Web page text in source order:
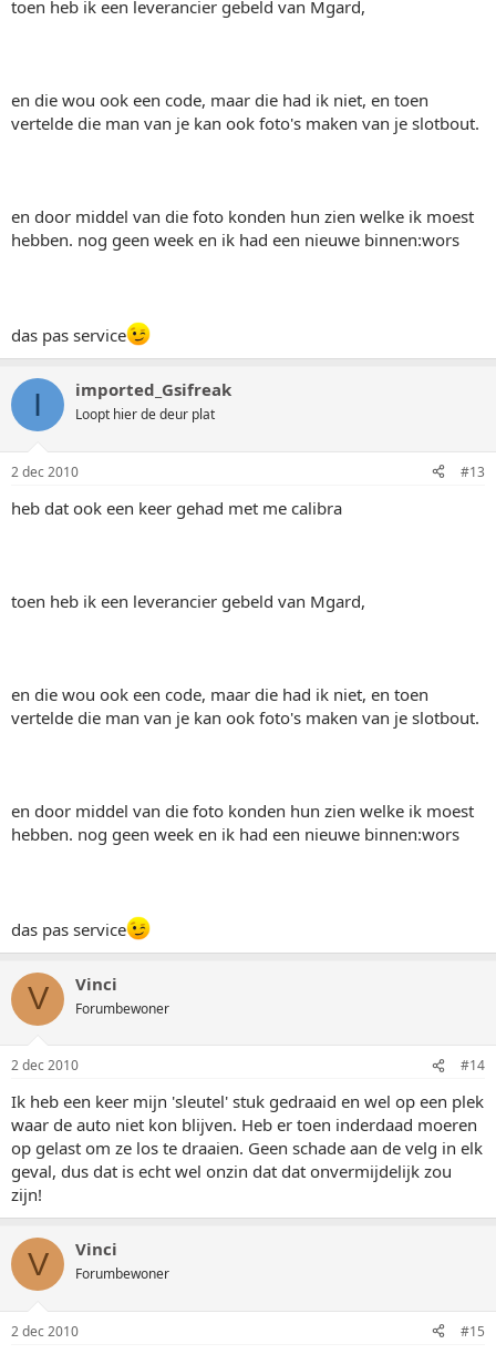
toen heb ik een leverancier gebeld van Mgard,
en die wou ook een code, maar die had ik niet, en toen
vertelde die man van je kan ook foto's maken van je slotbout.
en door middel van die foto konden hun zien welke ik moest
hebben. nog geen week en ik had een nieuwe binnen:wors
das pas service
I imported_Gsifreak
Loopt hier de deur plat
2 dec 2010 #13
heb dat ook een keer gehad met me calibra
toen heb ik een leverancier gebeld van Mgard,
en die wou ook een code, maar die had ik niet, en toen
vertelde die man van je kan ook foto's maken van je slotbout.
en door middel van die foto konden hun zien welke ik moest
hebben. nog geen week en ik had een nieuwe binnen:wors
das pas service
V Vinci
Forumbewoner
2 dec 2010 #14
Ik heb een keer mijn 'sleutel' stuk gedraaid en wel op een plek
waar de auto niet kon blijven. Heb er toen inderdaad moeren
op gelast om ze los te draaien. Geen schade aan de velg in elk
geval, dus dat is echt wel onzin dat dat onvermijdelijk zou
zijn!
V Vinci
Forumbewoner
2 dec 2010 #15